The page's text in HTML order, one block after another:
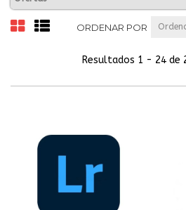
ORDENAR POR
Resultados 1 - 24 de